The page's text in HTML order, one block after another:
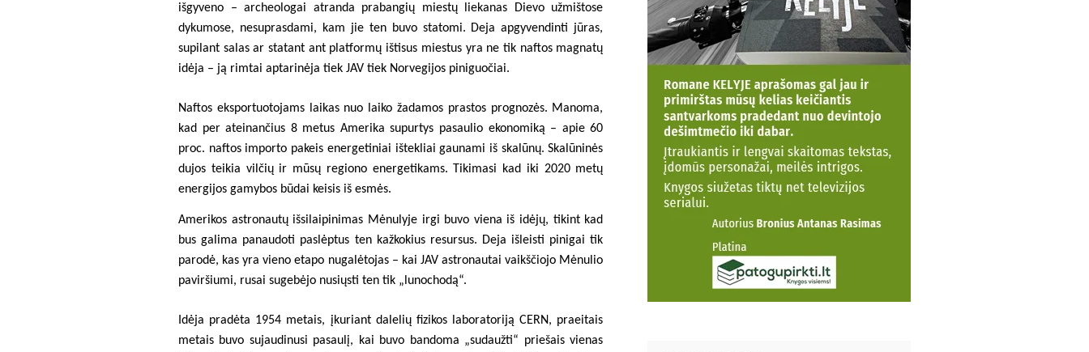
išgyveno – archeologai atranda prabangių miestų liekanas Dievo užmištose
dykumose, nesuprasdami, kam jie ten buvo statomi. Deja apgyvendinti jūras,
supilant salas ar statant ant platformų ištisus miestus yra ne tik naftos magnatų
idėja – ją rimtai aptarinėja tiek JAV tiek Norvegijos piniguočiai.
Naftos eksportuotojams laikas nuo laiko žadamos prastos prognozės. Manoma,
kad per ateinančius 8 metus Amerika supurtys pasaulio ekonomiką – apie 60
proc. naftos importo pakeis energetiniai ištekliai gaunami iš skalūnų. Skalūninės
dujos teikia vilčių ir mūsų regiono energetikams. Tikimasi kad iki 2020 metų
energijos gamybos būdai keisis iš esmės.
Amerikos astronautų išsilaipinimas Mėnulyje irgi buvo viena iš idėjų, tikint kad
bus galima panaudoti paslėptus ten kažkokius resursus. Deja išleisti pinigai tik
parodė, kas yra vieno etapo nugalėtojas – kai JAV astronautai vaikščiojo Mėnulio
paviršiumi, rusai sugebėjo nusiųsti ten tik „lunochodą“.
Idėja pradėta 1954 metais, įkuriant dalelių fizikos laboratoriją CERN, praeitais
metais buvo sujaudinusi pasaulį, kai buvo bandoma „sudaužti“ priešais vienas